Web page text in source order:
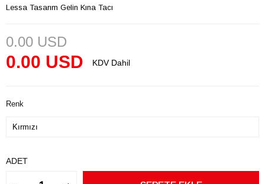
Lessa Tasarım Gelin Kına Tacı
0.00 USD
KDV Dahil
0.00 USD
Renk
ADET